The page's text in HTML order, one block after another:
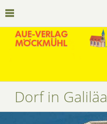
Dorf in Galiläa